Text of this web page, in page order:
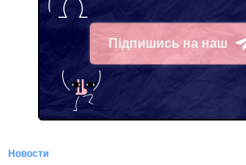
Підпишись на наш
Telegram
Новости